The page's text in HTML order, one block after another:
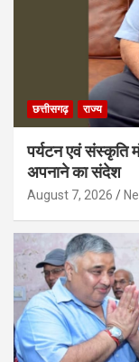
छत्तीसगढ़ राज्य
पर्यटन एवं संस्कृति
अपनाने का संदेश
August 7, 2026